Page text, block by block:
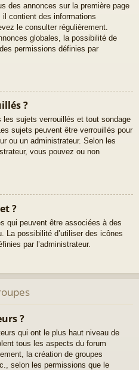
des annonces sur la première page
contient des informations
le consulter régulièrement.
globales, la possibilité de
permissions définies par
?
les sujets verrouillés et tout sondage
sujets peuvent être verrouillés pour
ou un administrateur. Selon les
vous pouvez ou non
?
qui peuvent être associées à des
La possibilité d’utiliser des icônes
par l’administrateur.
?
qui ont le plus haut niveau de
tous les aspects du forum
la création de groupes
selon les permissions que le